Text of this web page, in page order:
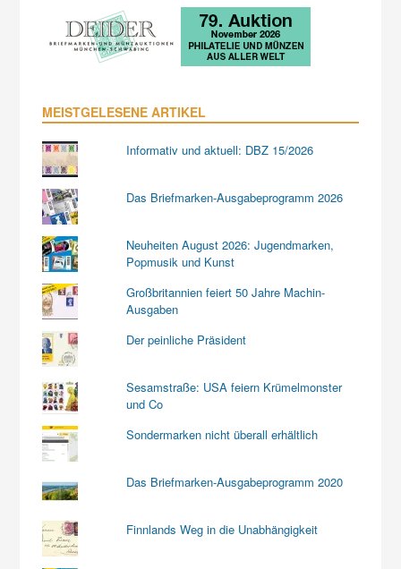
MEISTGELESENE ARTIKEL
Informativ und aktuell: DBZ 15/2026
Das Briefmarken-Ausgabeprogramm 2026
Neuheiten August 2026: Jugendmarken,
Popmusik und Kunst
Großbritannien feiert 50 Jahre Machin-
Ausgaben
Der peinliche Präsident
Sesamstraße: USA feiern Krümelmonster
und Co
Sondermarken nicht überall erhältlich
Das Briefmarken-Ausgabeprogramm 2020
Finnlands Weg in die Unabhängigkeit